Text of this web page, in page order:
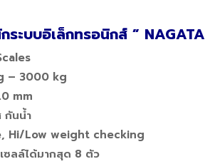
ระบบอิเล็กทรอนิกส์ ”
– 3000 kg
mm
กันน้ำ
Hi/Low weight checking
ซลล์ได้มากสุด 8 ตัว